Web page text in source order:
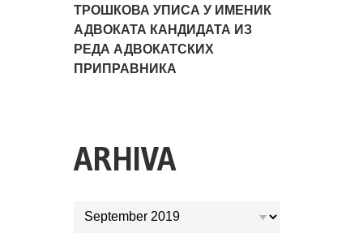
ТРОШКОВА УПИСА У ИМЕНИК
АДВОКАТА КАНДИДАТА ИЗ
РЕДА АДВОКАТСКИХ
ПРИПРАВНИКА
ARHIVA
ARHIVA